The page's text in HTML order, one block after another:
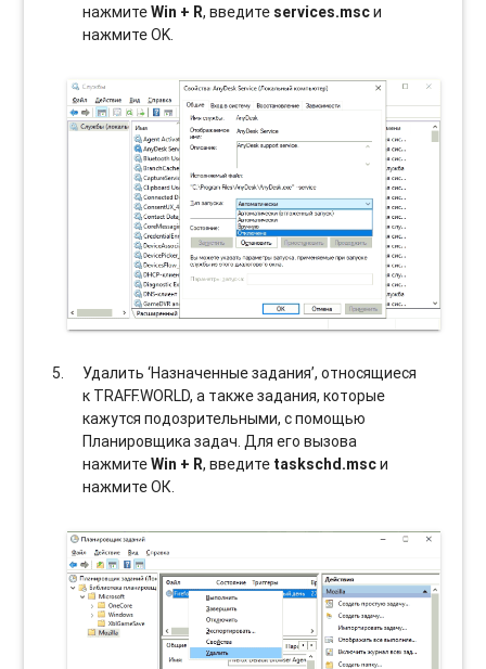
нажмитеWin + R, введите services.mscи
нажмите OK.
Удалить ‘Назначенные задания’, относящиеся
к TRAFF.WORLD, а также задания, которые
кажутся подозрительными, с помощью
Планировщика задач. Для его вызова
нажмитеWin + R, введите taskschd.mscи
нажмите ОК.